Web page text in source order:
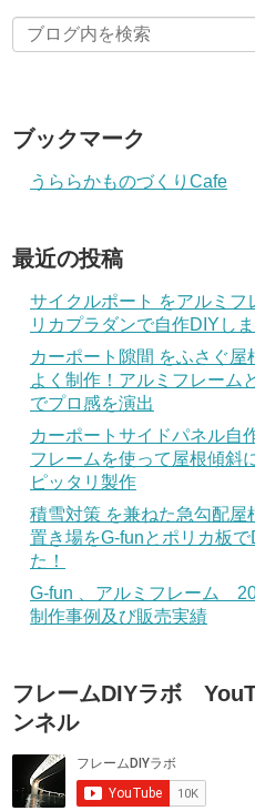
ブックマーク
うららかものづくりCafe
最近の投稿
サイクルポート をアルミフ
リカプラダンで自作DIYしま
カーポート隙間 をふさぐ屋
よく制作！アルミフレーム
でプロ感を演出
カーポートサイドパネル自
フレームを使って屋根傾斜
ピッタリ製作
積雪対策 を兼ねた急勾配屋
置き場をG-funとポリカ板で
た！
G-fun 、アルミフレーム
制作事例及び販売実績
フレームDIYラボ
ンネル